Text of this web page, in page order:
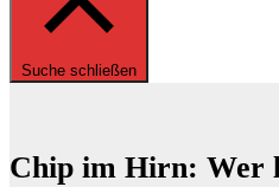
Suche schließen
Chip im Hirn: Wer